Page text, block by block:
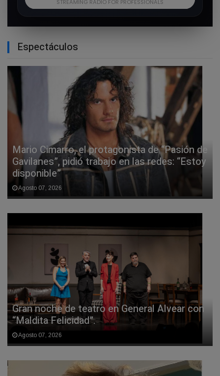
Espectáculos
Mario Cimarro, el protagonista de “Pasión de
Gavilanes”, pidió trabajo en las redes: “Estoy
disponible”
Agosto 07, 2026
Gran noche de teatro en General Alvear con
“Maldita Felicidad”.
Agosto 07, 2026